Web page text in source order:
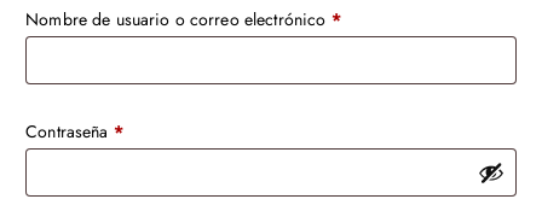
Nombre de usuario o correo electrónico *
Contraseña *